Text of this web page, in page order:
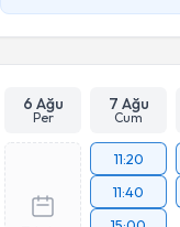
6 Ağu
Per
7 Ağu
Cum
11:20
11:40